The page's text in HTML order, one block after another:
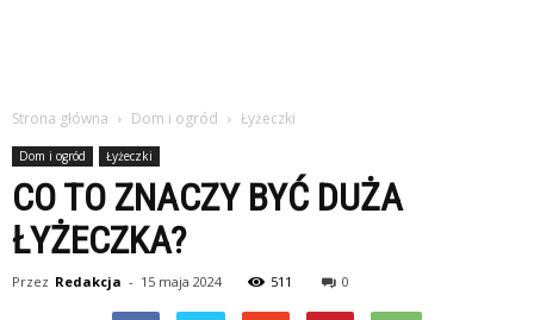
Strona główna Dom i ogród Łyżeczki
Dom i ogród Łyżeczki
CO TO ZNACZY BYĆ DUŻA
ŁYŻECZKA?
Przez Redakcja - 15 maja 2024 511 0